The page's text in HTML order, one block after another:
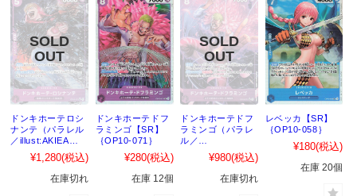
ドンキホーテロシ
ナンテ（パラレル
／illust:AKIEA
EGAWA）【SR】
｛OP10-072｝
¥1,280(税込)
在庫切れ
ドンキホーテドフ
ラミンゴ【SR】
｛OP10-071｝
¥280(税込)
在庫 12個
ドンキホーテドフ
ラミンゴ（パラレ
ル／
illust:tatsuya）
【SR】｛OP10-
¥980(税込)
在庫切れ
レベッカ【SR】
｛OP10-058｝
¥180(税込)
在庫 20個